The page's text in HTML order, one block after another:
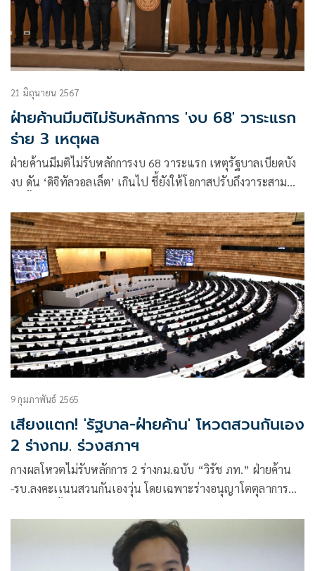
21 มิถุนายน 2567
ฝ่ายค้านมีมติไม่รับหลักการ 'งบ 68' วาระแรก
ร่าย 3 เหตุผล
ฝ่ายค้านมีมติไม่รับหลักการงบ 68 วาระแรก เหตุรัฐบาลเบียดบัง
งบ ดัน ‘ดิจิทัลวอลเล็ต’ เกินไป ชี้ยังให้โอกาสปรับถึงวาระสาม
โหวตสวน
9 กุมภาพันธ์ 2565
เสียงแตก! 'รัฐบาล-ฝ่ายค้าน' โหวตสวนกันเอง
2 ร่างกม. ร่วงสภาฯ
กางผลโหวตไม่รับหลักการ 2 ร่างกม.ฉบับ “วิรัช ภท.” ฝ่ายค้าน
-รบ.ลงคะเเนนสวนกันเองวุ่น โดยเฉพาะร่างอนุญาโตตุลาการ